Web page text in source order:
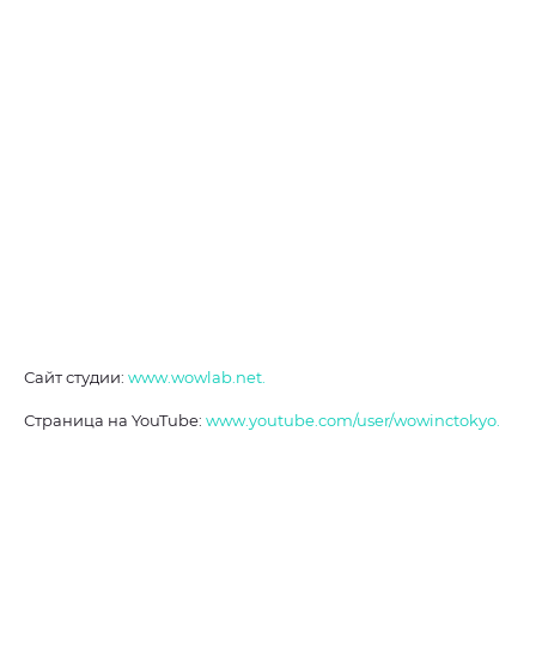
Сайт студии: www.wowlab.net.
Страница на YouTube: www.youtube.com/user/wowinctokyo.